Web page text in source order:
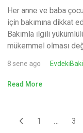
Her anne ve baba
için bakımına dikkat
Bakımla ilgili
mükemmel olması
8 sene ago
Read More
1 … 3